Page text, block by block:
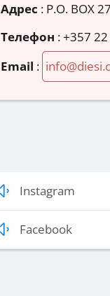
Адрес : P.O. BOX
Телефон :+357
Email :
Instagram
Facebook